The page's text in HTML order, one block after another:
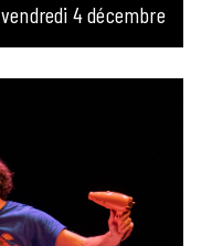
vendredi 4 décembre